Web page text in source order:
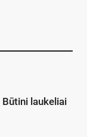
Būtini laukeliai